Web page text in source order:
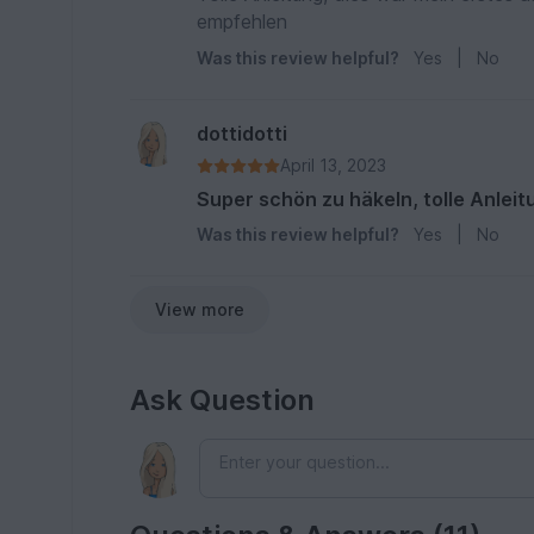
empfehlen
Was this review helpful? Yes No
dottidotti
April 13, 2023
Super schön zu häkeln, tolle
Was this review helpful? Yes No
View more
Ask Question